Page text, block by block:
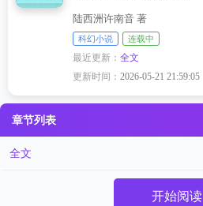
陆西洲许南音 著
科幻小说 连载中
最近更新：全文
更新时间：2026-05-21 21:59:05
章节列表
全文
开始阅读